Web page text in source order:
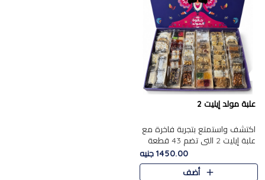
علبة مولد إيليت 2
اكتشف واستمتع بتجربة فاخرة مع
علبة إيليت 2 التي تضم 43 قطعة
تشكيلة من أرقى حلويات المولد
الشرقية المصرية الأصيلة ,معروضة
بشكل جميل في علبة أ..
1450.00 جنيه
أضف